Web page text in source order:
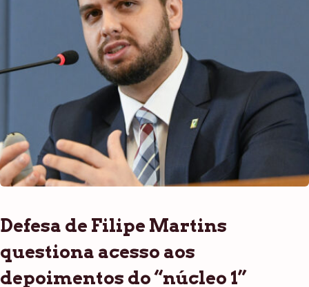
Defesa de Filipe Martins
questiona acesso aos
depoimentos do “núcleo 1”